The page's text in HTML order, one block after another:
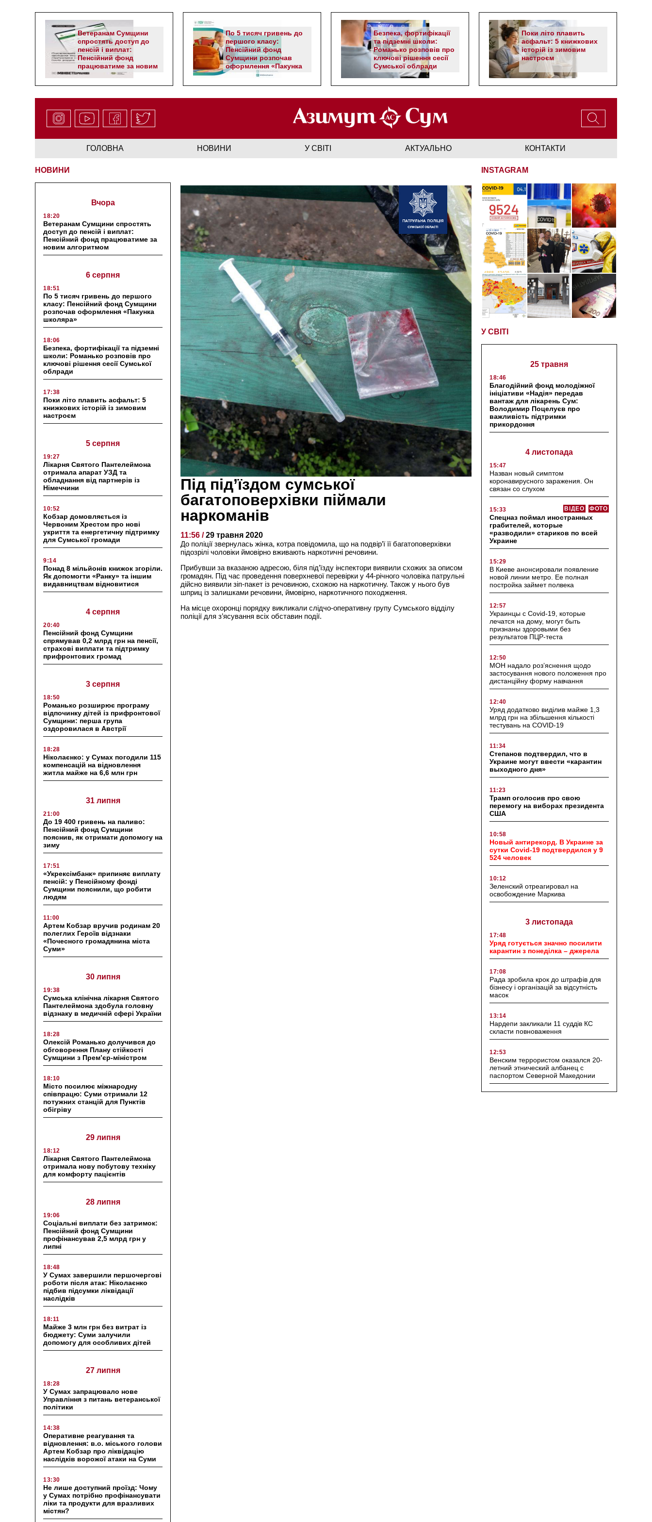
Ветеранам Сумщини
спростять доступ до
пенсій і виплат:
Пенсійний фонд
працюватиме за новим
алгоритмом
По 5 тисяч гривень до
першого класу:
Пенсійний фонд
Сумщини розпочав
оформлення «Пакунка
школяра»
Безпека, фортифікації
та підземні школи:
Романько розповів про
ключові рішення сесії
Сумської облради
Поки літо плавить
асфальт: 5 книжкових
історій із зимовим
настроєм
ГОЛОВНА НОВИНИ У СВІТІ АКТУАЛЬНО КОНТАКТИ
НОВИНИ
Вчора
18:20
Ветеранам Сумщини спростять
доступ до пенсій і виплат:
Пенсійний фонд працюватиме за
новим алгоритмом
6 серпня
18:51
По 5 тисяч гривень до першого
класу: Пенсійний фонд Сумщини
розпочав оформлення «Пакунка
школяра»
18:06
Безпека, фортифікації та підземні
школи: Романько розповів про
ключові рішення сесії Сумської
облради
17:38
Поки літо плавить асфальт: 5
книжкових історій із зимовим
настроєм
5 серпня
19:27
Лікарня Святого Пантелеймона
отримала апарат УЗД та
обладнання від партнерів із
Німеччини
10:52
Кобзар домовляється із
Червоним Хрестом про нові
укриття та енергетичну підтримку
для Сумської громади
9:14
Понад 8 мільйонів книжок згоріли.
Як допомогти «Ранку» та іншим
видавництвам відновитися
4 серпня
20:40
Пенсійний фонд Сумщини
спрямував 0,2 млрд грн на пенсії,
страхові виплати та підтримку
прифронтових громад
3 серпня
18:50
Романько розширює програму
відпочинку дітей із прифронтової
Сумщини: перша група
оздоровилася в Австрії
18:28
Ніколаєнко: у Сумах погодили 115
компенсацій на відновлення
житла майже на 6,6 млн грн
31 липня
21:00
До 19 400 гривень на паливо:
Пенсійний фонд Сумщини
пояснив, як отримати допомогу на
зиму
17:51
«Укрексімбанк» припиняє виплату
пенсій: у Пенсійному фонді
Сумщини пояснили, що робити
людям
11:00
Артем Кобзар вручив родинам 20
полеглих Героїв відзнаки
«Почесного громадянина міста
Суми»
30 липня
19:38
Сумська клінічна лікарня Святого
Пантелеймона здобула головну
відзнаку в медичній сфері України
18:28
Олексій Романько долучився до
обговорення Плану стійкості
Сумщини з Прем’єр-міністром
18:10
Місто посилює міжнародну
співпрацю: Суми отримали 12
потужних станцій для Пунктів
обігріву
29 липня
18:12
Лікарня Святого Пантелеймона
отримала нову побутову техніку
для комфорту пацієнтів
28 липня
19:06
Соціальні виплати без затримок:
Пенсійний фонд Сумщини
профінансував 2,5 млрд грн у
липні
18:48
У Сумах завершили першочергові
роботи після атак: Ніколаєнко
підбив підсумки ліквідації
наслідків
18:11
Майже 3 млн грн без витрат із
бюджету: Суми залучили
допомогу для особливих дітей
27 липня
18:28
У Сумах запрацювало нове
Управління з питань ветеранської
політики
14:38
Оперативне реагування та
відновлення: в.о. міського голови
Артем Кобзар про ліквідацію
наслідків ворожої атаки на Суми
13:30
Не лише доступний проїзд: Чому
у Сумах потрібно профінансувати
ліки та продукти для вразливих
містян?
Під під’їздом сумської
багатоповерхівки піймали
наркоманів
11:56 /29 травня 2020
До поліції звернулась жінка, котра повідомила, що на подвір’ї її багатоповерхівки
підозрілі чоловіки ймовірно вживають наркотичні речовини.
Прибувши за вказаною адресою, біля під’їзду інспектори виявили схожих за описом
громадян. Під час проведення поверхневої перевірки у 44-річного чоловіка патрульні
дійсно виявили зіп-пакет із речовиною, схожою на наркотичну. Також у нього був
шприц із залишками речовини, ймовірно, наркотичного походження.
На місце охоронці порядку викликали слідчо-оперативну групу Сумського відділу
поліції для з’ясування всіх обставин події.
INSTAGRAM
У СВІТІ
25 травня
18:46
Благодійний фонд молодіжної
ініціативи «Надія» передав
вантаж для лікарень Сум:
Володимир Поцелуєв про
важливість підтримки
прикордоння
4 листопада
15:47
Назван новый симптом
коронавирусного заражения. Он
связан со слухом
15:33 ФОТО
ВІДЕО
Спецназ поймал иностранных
грабителей, которые
«разводили» стариков по всей
Украине
15:29
В Киеве анонсировали появление
новой линии метро. Ее полная
постройка займет полвека
12:57
Украинцы с Covid-19, которые
лечатся на дому, могут быть
признаны здоровыми без
результатов ПЦР-теста
12:50
МОН надало роз’яснення щодо
застосування нового положення про
дистанційну форму навчання
12:40
Уряд додатково виділив майже 1,3
млрд грн на збільшення кількості
тестувань на COVID-19
11:34
Степанов подтвердил, что в
Украине могут ввести «карантин
выходного дня»
11:23
Трамп оголосив про свою
перемогу на виборах президента
США
10:58
Новый антирекорд. В Украине за
сутки Covid-19 подтвердился у 9
524 человек
10:12
Зеленский отреагировал на
освобождение Маркива
3 листопада
17:48
Уряд готується значно посилити
карантин з понеділка – джерела
17:08
Рада зробила крок до штрафів для
бізнесу і організацій за відсутність
масок
13:14
Нардепи закликали 11 суддів КС
скласти повноваження
12:53
Венским террористом оказался 20-
летний этнический албанец с
паспортом Северной Македонии